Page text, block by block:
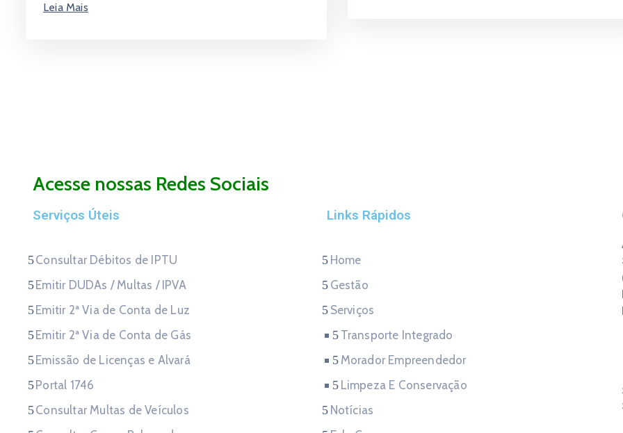
Leia Mais
Acesse nossas Redes Sociais
Serviços Úteis
Consultar Débitos de IPTU
Emitir DUDAs / Multas / IPVA
Emitir 2ª Via de Conta de Luz
Emitir 2ª Via de Conta de Gás
Emissão de Licenças e Alvará
Portal 1746
Consultar Multas de Veículos
Links Rápidos
Home
Gestão
Serviços
Transporte Integrado
Morador Empreendedor
Limpeza E Conservação
Notícias